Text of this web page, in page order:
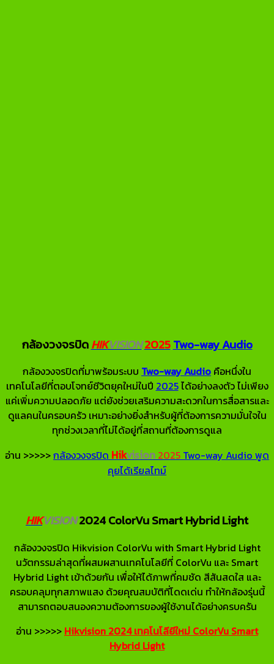
กล้องวงจรปิดHIKVISION2025Two-way Audio
กล้องวงจรปิดที่มาพร้อมระบบ Two-way Audio คือหนึ่งใน
เทคโนโลยีที่ตอบโจทย์ชีวิตยุคใหม่ในปี 2025ได้อย่างลงตัว ไม่เพียง
แค่เพิ่มความปลอดภัย แต่ยังช่วยเสริมความสะดวกในการสื่อสารและ
ดูแลคนในครอบครัว เหมาะอย่างยิ่งสำหรับผู้ที่ต้องการความมั่นใจใน
ทุกช่วงเวลาที่ไม่ได้อยู่ที่สถานที่ต้องการดูแล
อ่าน >>>>>กล้องวงจรปิด Hikvision 2025 Two-way Audio พูด
คุยได้เรียลไทม์
HIKVISION2024 ColorVu Smart Hybrid Light
กล้องวงจรปิด Hikvision ColorVu with Smart Hybrid Light
นวัตกรรมล่าสุดที่ผสมผสานเทคโนโลยีที่ ColorVu และ Smart
Hybrid Light เข้าด้วยกัน เพื่อให้ได้ภาพที่คมชัด สีสันสดใส และ
ครอบคลุมทุกสภาพแสง ด้วยคุณสมบัติที่โดดเด่น ทำให้กล้องรุ่นนี้
สามารถตอบสนองความต้องการของผู้ใช้งานได้อย่างครบครัน
อ่าน >>>>> Hikvision 2024 เทคโนโลียีใหม่ ColorVu Smart
Hybrid Light